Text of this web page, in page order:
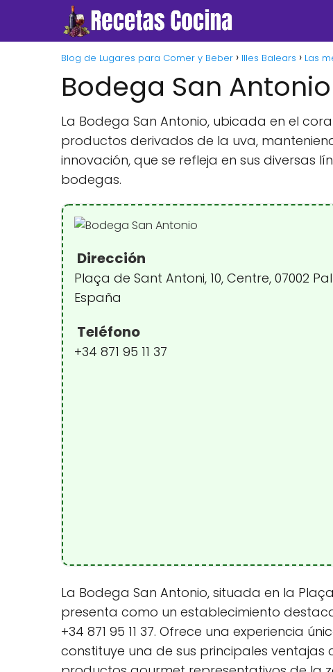
Blog de Lugares para Comer y Beber Illes Balears Las
Bodega San Antonio
La Bodega San Antonio, ubicada en el
productos derivados de la uva,
innovación, que se refleja en sus diversas
bodegas.
Dirección
Plaça de Sant Antoni, 10, Centre, 07002
España
Teléfono
+34 871 95 11 37
La Bodega San Antonio, situada en la
presenta como un establecimiento
+34 871 95 11 37. Ofrece una experiencia
constituye una de sus principales